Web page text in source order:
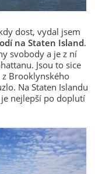
dost, vydal jsem
na Staten Island.
svobody a je z ní
Jsou to sice
Brooklynského
Na Staten Islandu
nejlepší po doplutí